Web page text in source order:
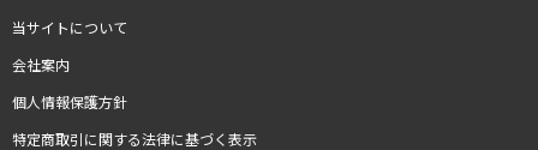
当サイトについて
会社案内
個人情報保護方針
特定商取引に関する法律に基づく表示